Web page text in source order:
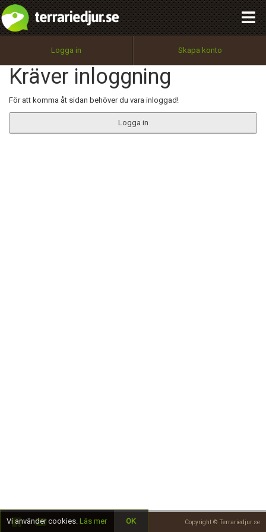
Logga in Skapa konto
Kräver inloggning
För att komma åt sidan behöver du vara inloggad!
Logga in
Copyright © Terrariedjur.se
Utför
100%
OK
integritetspolicy
Namn:
Epost:
Begär nytt lösenord
Tillbaka till förstasidan
Vi använder cookies. Läs mer OK